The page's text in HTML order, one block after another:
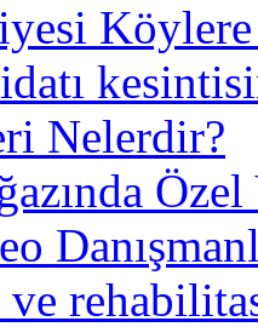
Nelerdir?